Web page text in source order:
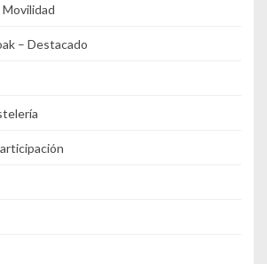
– Destacado